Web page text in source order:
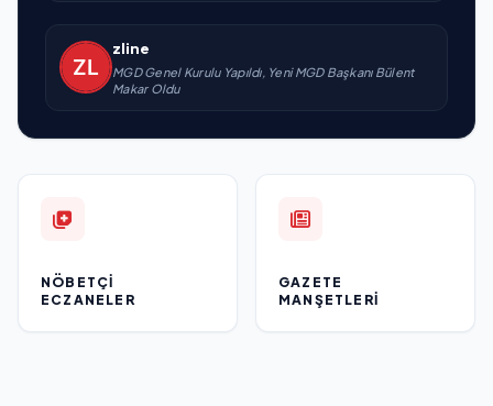
zline
MGD Genel Kurulu Yapıldı, Yeni MGD Başkanı Bülent
Makar Oldu
NÖBETÇI
ECZANELER
GAZETE
MANŞETLERI